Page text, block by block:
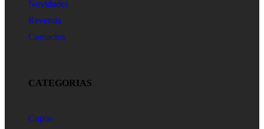
Novidades
Revenda
Contactos
CATEGORIAS
Copos